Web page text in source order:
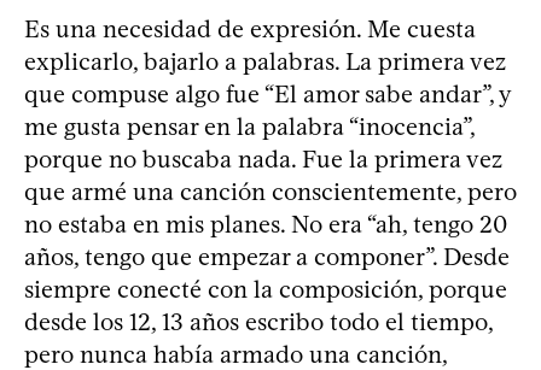
Es una necesidad de expresión. Me cuesta
explicarlo, bajarlo a palabras. La primera vez
que compuse algo fue “El amor sabe andar”, y
me gusta pensar en la palabra “inocencia”,
porque no buscaba nada. Fue la primera vez
que armé una canción conscientemente, pero
no estaba en mis planes. No era “ah, tengo 20
años, tengo que empezar a componer”. Desde
siempre conecté con la composición, porque
desde los 12, 13 años escribo todo el tiempo,
pero nunca había armado una canción,